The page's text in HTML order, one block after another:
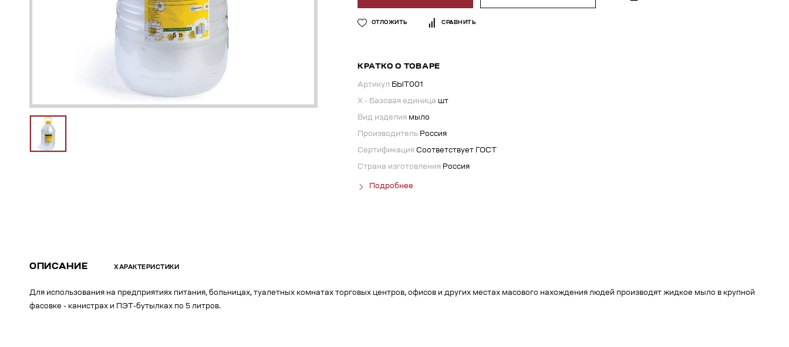
ОТЛОЖИТЬ СРАВНИТЬ
КРАТКО О ТОВАРЕ
Артикул БЫТ001
X - Базовая единица шт
Вид изделия мыло
Производитель Россия
Сертификация Соответствует ГОСТ
Страна изготовления Россия
Подробнее
ОПИСАНИЕ ХАРАКТЕРИСТИКИ
Для использования на предприятиях питания, больницах, туалетных комнатах торговых центров, офисов и других местах масового нахождения людей производят жидкое мыло в крупной
фасовке - канистрах и ПЭТ-бутылках по 5 литров.